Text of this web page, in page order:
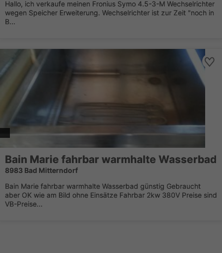
Hallo, ich verkaufe meinen Fronius Symo 4.5-3-M Wechselrichter
wegen Speicher Erweiterung. Wechselrichter ist zur Zeit "noch in
B...
Bain Marie fahrbar warmhalte Wasserbad
8983 Bad Mitterndorf
Bain Marie fahrbar warmhalte Wasserbad günstig Gebraucht
aber OK wie am Bild ohne Einsätze Fahrbar 2kw 380V Preise sind
VB-Preise...